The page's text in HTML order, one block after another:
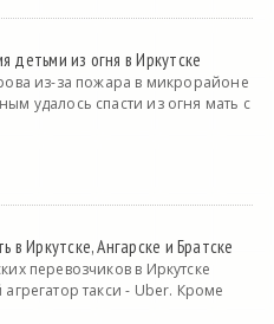
детьми из огня в Иркутске
из-за пожара в микрорайоне
удалось спасти из огня мать с
в Иркутске, Ангарске и Братске
перевозчиков в Иркутске
такси - Uber. Кроме